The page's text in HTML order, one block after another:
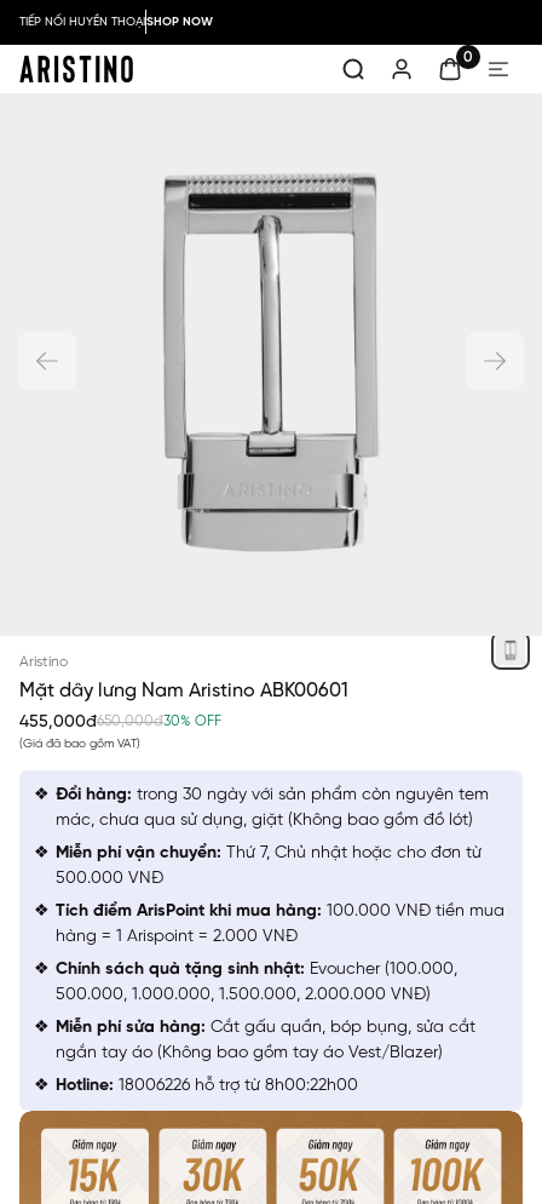
TIẾP NỐI HUYỀN THOẠISHOP NOW
0
Aristino
Mặt dây lưng Nam Aristino ABK00601
455,000đ650,000đ30% OFF
(Giá đã bao gồm VAT)
Đổi hàng: trong 30 ngày với sản phẩm còn nguyên tem
mác, chưa qua sử dụng, giặt (Không bao gồm đồ lót)
Miễn phí vận chuyển: Thứ 7, Chủ nhật hoặc cho đơn từ
500.000 VNĐ
Tích điểm ArisPoint khi mua hàng: 100.000 VNĐ tiền mua
hàng = 1 Arispoint = 2.000 VNĐ
Chính sách quà tặng sinh nhật: Evoucher (100.000,
500.000, 1.000.000, 1.500.000, 2.000.000 VNĐ)
Miễn phí sửa hàng: Cắt gấu quần, bóp bụng, sửa cắt
ngắn tay áo (Không bao gồm tay áo Vest/Blazer)
Hotline: 18006226 hỗ trợ từ 8h00:22h00